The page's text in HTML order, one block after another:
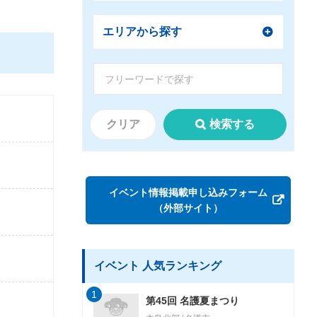
エリアから探す
クリア 検索する
イベント情報掲載申し込みフォーム
（外部サイト）
イベント 人気ランキング
第45回 名護夏まつり
1